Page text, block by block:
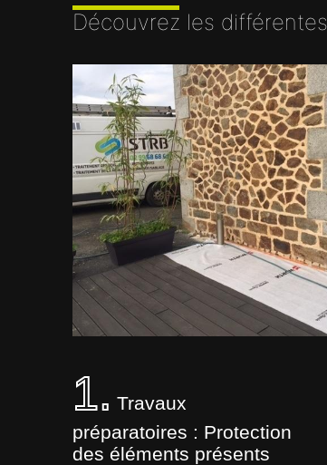
Découvrez les
1. Travaux
préparatoires : Protection
des éléments présents